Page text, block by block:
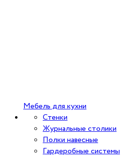
Мебель для кухни
Стенки
Журнальные столики
Полки навесные
Гардеробные системы